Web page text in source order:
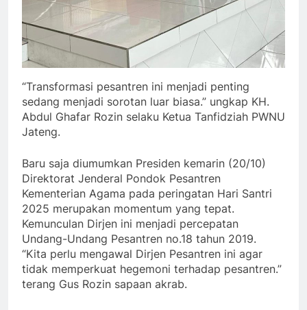
“Transformasi pesantren ini menjadi penting
sedang menjadi sorotan luar biasa.” ungkap KH.
Abdul Ghafar Rozin selaku Ketua Tanfidziah PWNU
Jateng.
Baru saja diumumkan Presiden kemarin (20/10)
Direktorat Jenderal Pondok Pesantren
Kementerian Agama pada peringatan Hari Santri
2025 merupakan momentum yang tepat.
Kemunculan Dirjen ini menjadi percepatan
Undang-Undang Pesantren no.18 tahun 2019.
“Kita perlu mengawal Dirjen Pesantren ini agar
tidak memperkuat hegemoni terhadap pesantren.”
terang Gus Rozin sapaan akrab.